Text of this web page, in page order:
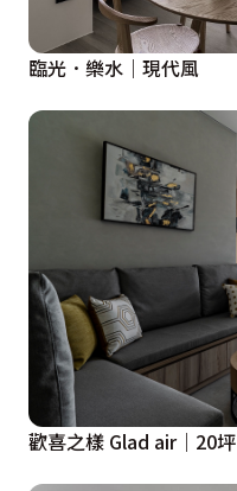
臨光．樂水｜現代風
歡喜之樣 Glad air｜20坪